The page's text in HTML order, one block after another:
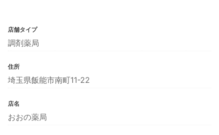
店舗タイプ
調剤薬局
住所
埼玉県飯能市南町11-22
店名
おおの薬局